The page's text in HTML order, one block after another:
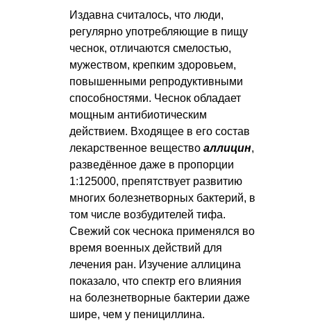
Издавна считалось, что люди,
регулярно употребляющие в пищу
чеснок, отличаются смелостью,
мужеством, крепким здоровьем,
повышенными репродуктивными
способностями. Чеснок обладает
мощным антибиотическим
действием. Входящее в его состав
лекарственное вещество аллицин,
разведённое даже в пропорции
1:125000, препятствует развитию
многих болезнетворных бактерий, в
том числе возбудителей тифа.
Свежий сок чеснока применялся во
время военных действий для
лечения ран. Изучение аллицина
показало, что спектр его влияния
на болезнетворные бактерии даже
шире, чем у пенициллина.